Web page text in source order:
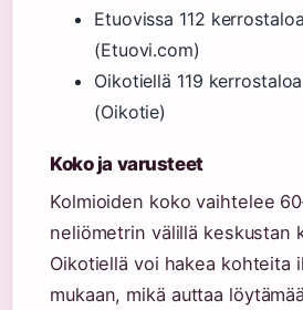
Etuovissa 112
(Etuovi.com)
Oikotiellä 119
(Oikotie)
Koko ja varusteet
Kolmioiden koko vaihtelee
neliömetrin välillä keskustan
Oikotiellä voi hakea kohteita
mukaan, mikä auttaa